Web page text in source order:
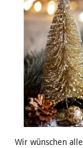
Wir wünschen